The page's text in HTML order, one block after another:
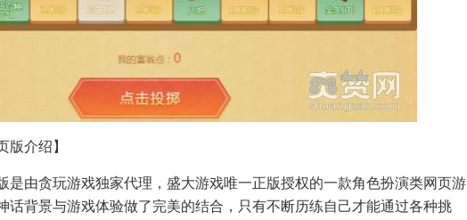
版介绍】
是由贪玩游戏独家代理，盛大游戏唯一正版授权的一款角色扮演类网页游
话背景与游戏体验做了完美的结合，只有不断历练自己才能通过各种挑